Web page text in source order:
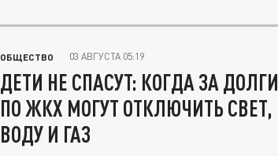
ОБЩЕСТВО 03 АВГУСТА 05:19
ДЕТИ НЕ СПАСУТ: КОГДА ЗА ДОЛГИ
ПО ЖКХ МОГУТ ОТКЛЮЧИТЬ СВЕТ,
ВОДУ И ГАЗ